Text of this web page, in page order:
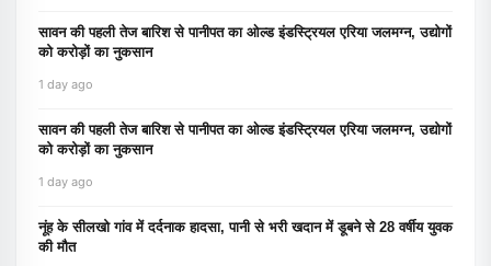
सावन की पहली तेज बारिश से पानीपत का ओल्ड इंडस्ट्रियल एरिया जलमग्न, उद्योगों
को करोड़ों का नुकसान
1 day ago
सावन की पहली तेज बारिश से पानीपत का ओल्ड इंडस्ट्रियल एरिया जलमग्न, उद्योगों
को करोड़ों का नुकसान
1 day ago
नूंह के सीलखो गांव में दर्दनाक हादसा, पानी से भरी खदान में डूबने से 28 वर्षीय युवक
की मौत